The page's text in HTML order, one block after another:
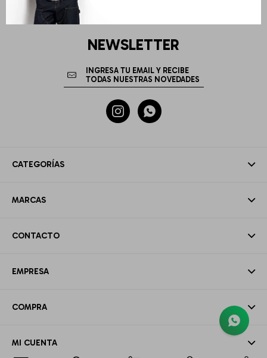
CATEGORÍAS
MARCAS
CONTACTO
EMPRESA
COMPRA
MI CUENTA
NEWSLETTER
 